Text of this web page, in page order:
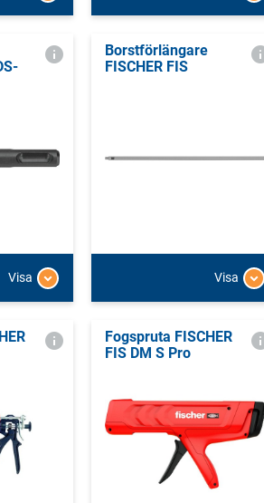
Visa
Borstförlängare
FISCHER FIS
Visa
Fogspruta FISCHER
FIS DM S Pro